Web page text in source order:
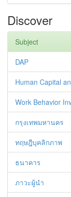
Discover
Subject
DAP
Human Capital
Work Behavior
กรุงเทพมหานคร
ทฤษฎีบุคลิกภาพ
ธนาคาร
ภาวะผู้นำ